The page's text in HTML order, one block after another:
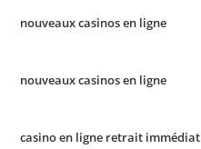
nouveaux casinos en ligne
nouveaux casinos en ligne
casino en ligne retrait immédiat